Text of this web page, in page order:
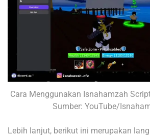
Cara Menggunakan Isnahamzah
Sumber: YouTube/
Lebih lanjut, berikut ini merupakan